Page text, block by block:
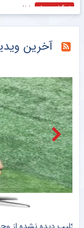
خبرگزاری میزان شافعی: هدف
خبرانلاین عکس | قیمت
خبرورزشی در نازی‌آباد مشخص
باشگاه خبرنگاران جوان
خبرگزاری میزان رحمتی: هدف ما
آخرین